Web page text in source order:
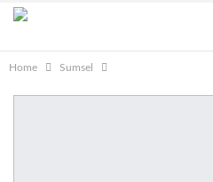
Home Sumsel